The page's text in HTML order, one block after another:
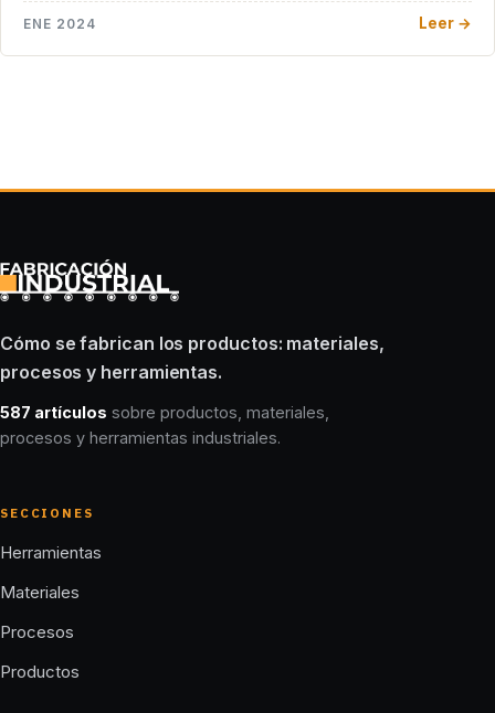
ENE 2024 Leer →
Cómo se fabrican los productos: materiales,
procesos y herramientas.
587 artículos sobre productos, materiales,
procesos y herramientas industriales.
SECCIONES
Herramientas
Materiales
Procesos
Productos